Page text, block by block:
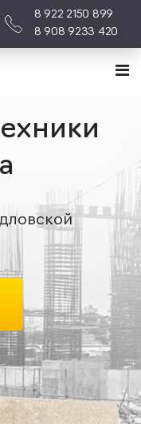
8 922 2150 899
8 908 9233 420